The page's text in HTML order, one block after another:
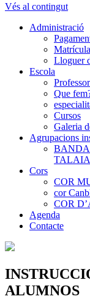
Vés al contingut
Administració
Lloguer
Escola
Que
Cursos
Galeria
Agrupacions
BANDA
TALAIA
Cors
COR
cor
COR
Agenda
Contacte
ALUMNOS